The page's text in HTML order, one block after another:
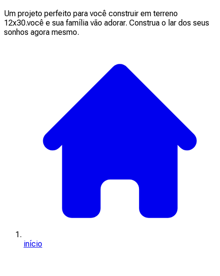
Um projeto perfeito para você construir em terreno
12x30.você e sua família vão adorar. Construa o lar dos seus
sonhos agora mesmo.
início